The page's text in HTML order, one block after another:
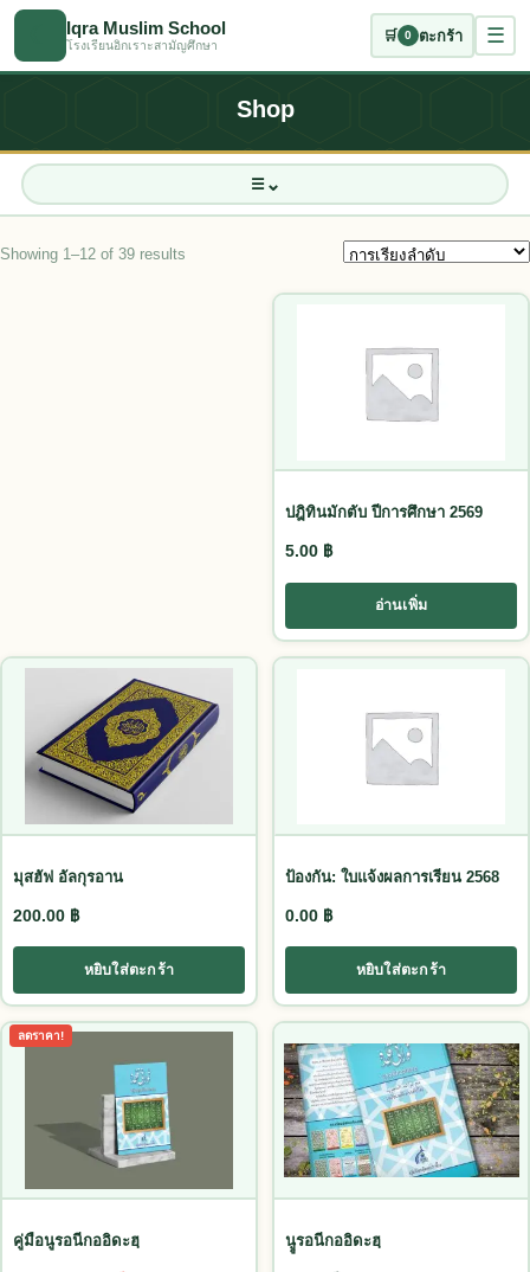
ข้ามไปเนื้อหาหลัก
Iqra Muslim School
โรงเรียนอิกเราะสามัญศึกษา
🛒 0 ตะกร้า ☰
Shop
☰⌄
7
Showing 1–12 of 39 results
ปฎิทินมักตับ ปีการศึกษา 2569
5.00 ฿
อ่านเพิ่ม
มุสฮัฟ อัลกุรอาน
200.00 ฿
หยิบใส่ตะกร้า
ป้องกัน: ใบแจ้งผลการเรียน 2568
0.00 ฿
หยิบใส่ตะกร้า
ลดราคา!
คู่มือนูรอนีกออิดะฮฺ นููรอนีกออิดะฮฺ